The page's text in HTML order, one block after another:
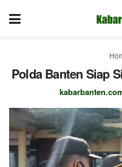
Polda Banten Siap